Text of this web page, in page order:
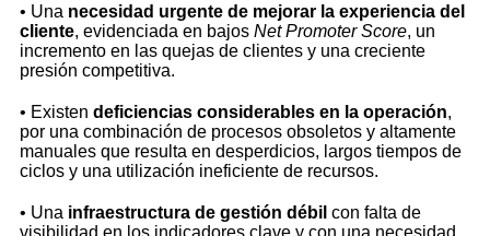
• Una necesidad urgente de mejorar la experiencia del
cliente, evidenciada en bajos Net Promoter Score, un
incremento en las quejas de clientes y una creciente
presión competitiva.
• Existen deficiencias considerables en la operación,
por una combinación de procesos obsoletos y altamente
manuales que resulta en desperdicios, largos tiempos de
ciclos y una utilización ineficiente de recursos.
• Una infraestructura de gestión débil con falta de
visibilidad en los indicadores clave y con una necesidad